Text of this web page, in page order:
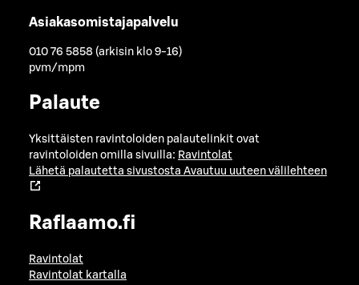
Asiakasomistajapalvelu
010 76 5858 (arkisin klo 9-16)
pvm/mpm
Palaute
Yksittäisten ravintoloiden palautelinkit ovat
ravintoloiden omilla sivuilla: Ravintolat
Lähetä palautetta sivustosta Avautuu uuteen välilehteen
Raflaamo.fi
Ravintolat
Ravintolat kartalla